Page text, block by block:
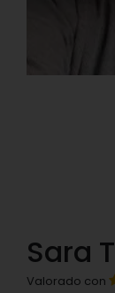
Sara
Valorado con